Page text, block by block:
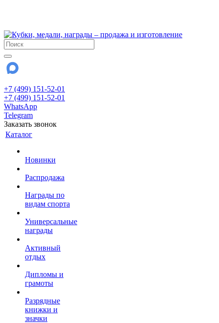
+7 (499) 151-52-01
+7 (499) 151-52-01
WhatsApp
Telegram
Заказать звонок
Каталог
Новинки
Распродажа
Награды по
видам спорта
Универсальные
награды
Активный
отдых
Дипломы и
грамоты
Разрядные
книжки и
значки